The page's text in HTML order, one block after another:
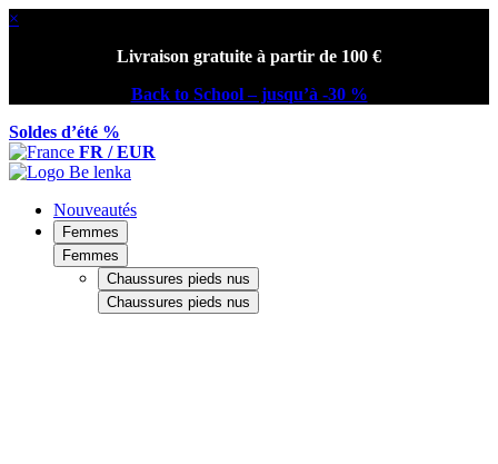
×
Livraison gratuite à partir de 100 €
Back to School – jusqu’à -30 %
Soldes d’été %
FR / EUR
Nouveautés
Femmes
Femmes
Chaussures pieds nus
Chaussures pieds nus